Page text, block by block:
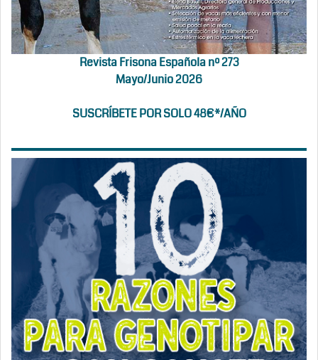
Revista Frisona Española nº 273
Mayo/Junio 2026
SUSCRÍBETE POR SOLO 48€*/AÑO